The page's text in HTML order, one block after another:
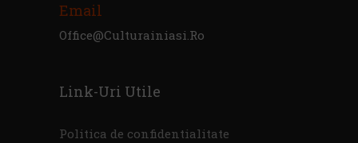
Email
Office@culturainiasi.ro
Link-Uri Utile
Politica de confidentialitate